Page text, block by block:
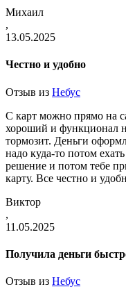
Михаил
,
13.05.2025
Честно и удобно
Отзыв из Небус
С карт можно прямо на
хороший и функционал
тормозит. Деньги
надо куда-то потом
решение и потом тебе
карту. Все честно и
Виктор
,
11.05.2025
Получила деньги
Отзыв из Небус